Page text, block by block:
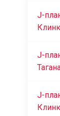
J-
J-
J-